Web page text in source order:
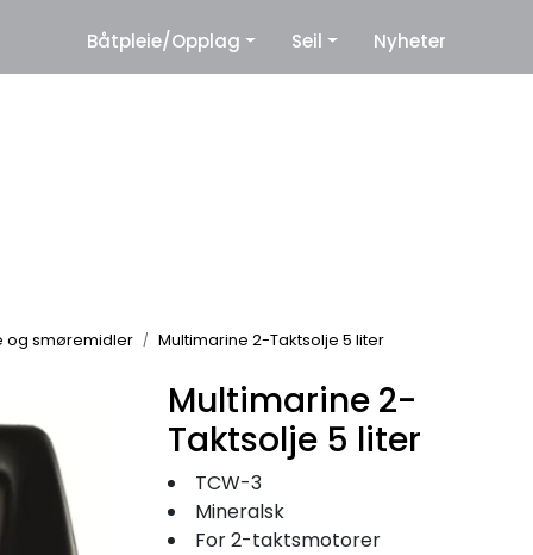
LeverandørerBåtpleie/Opplag Seil Nyheter
og smøremidler Multimarine 2-Taktsolje 5 liter
Multimarine 2-
Taktsolje 5 liter
TCW-3
Mineralsk
For 2-taktsmotorer